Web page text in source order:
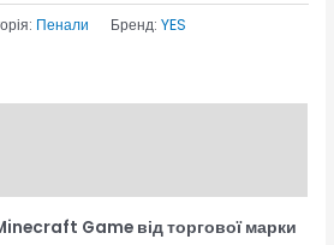
Пенали Бренд:YES
Game від торгової марки